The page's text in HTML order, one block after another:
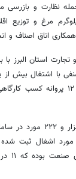
از جمله نظارت و
یک هزار و ۵۰۰ کیلوگرم مرغ
اتاق اصناف و
استان البرز با
است عنوان کرد: همچنین ۱۲
با اشاره به ثبت ۲